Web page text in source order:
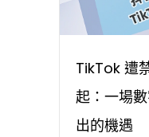
TikTok 遭
起：一場
出的機遇